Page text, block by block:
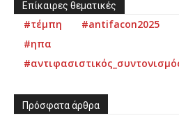
Επίκαιρες θεματικές
#τέμπη #antifacon2025
#ηπα
Πρόσφατα άρθρα